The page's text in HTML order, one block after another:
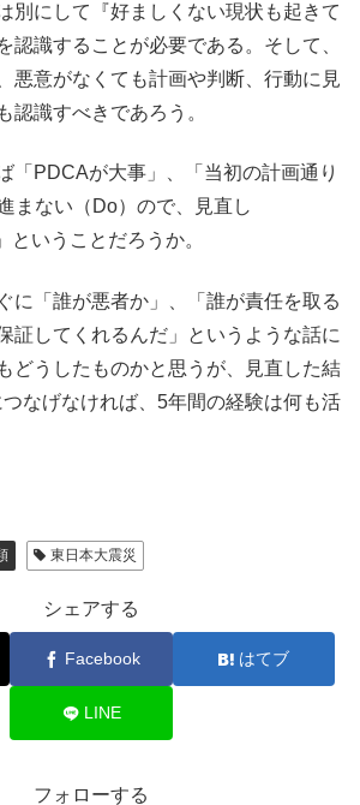
別にして『好ましくない現状も起きて
認識することが必要である。そして、
悪意がなくても計画や判断、行動に見
認識すべきであろう。
「PDCAが大事」、「当初の計画通り
まない（Do）ので、見直し
ということだろうか。
に「誰が悪者か」、「誰が責任を取る
証してくれるんだ」というような話に
どうしたものかと思うが、見直した結
なげなければ、5年間の経験は何も活
東日本大震災
シェアする
Facebook はてブ
LINE
フォローする